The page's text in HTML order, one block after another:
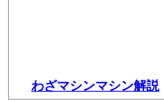
わざマシンマシン解説